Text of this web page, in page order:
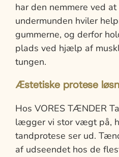
har den nemmere ved
undermunden hviler
gummerne, og derfor
plads ved hjælp af
tungen.
Æstetiske protese
Hos VORES TÆNDER
lægger vi stor vægt på,
tandprotese ser ud.
af udseendet hos de